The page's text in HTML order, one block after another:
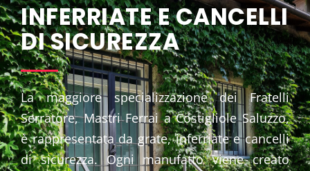
INFERRIATE E CANCELLI
DI SICUREZZA
La maggiore specializzazione dei Fratelli
Serratore, Mastri Ferrai a Costigliole Saluzzo,
è rappresentata da grate, inferriate e cancelli
di sicurezza. Ogni manufatto viene creato